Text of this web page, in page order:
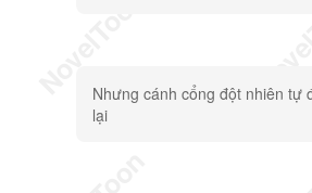
Nhưng cánh cổng đột nhiên tự
lại